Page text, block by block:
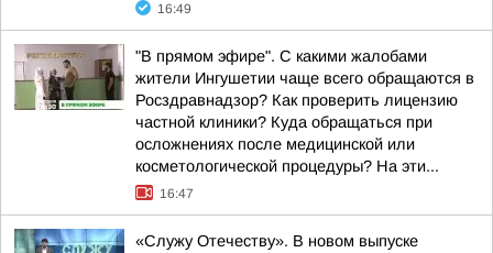
16:49
"В прямом эфире". С какими жалобами
жители Ингушетии чаще всего обращаются в
Росздравнадзор? Как проверить лицензию
частной клиники? Куда обращаться при
осложнениях после медицинской или
косметологической процедуры? На эти...
16:47
«Служу Отечеству». В новом выпуске